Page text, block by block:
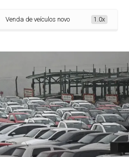
Venda de veículos novos no país sobe 15% até
1.0x